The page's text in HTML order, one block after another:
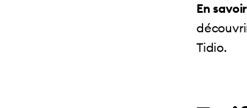
En
Tidio.